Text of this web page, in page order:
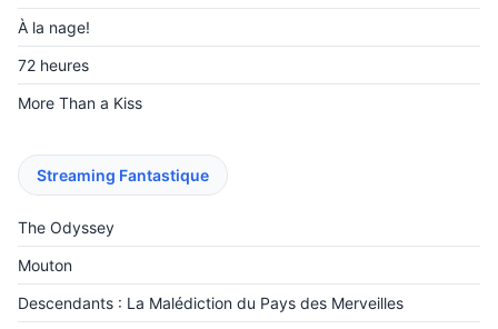
À la nage!
72 heures
More Than a Kiss
Streaming Fantastique
The Odyssey
Mouton
Descendants : La Malédiction du Pays des Merveilles